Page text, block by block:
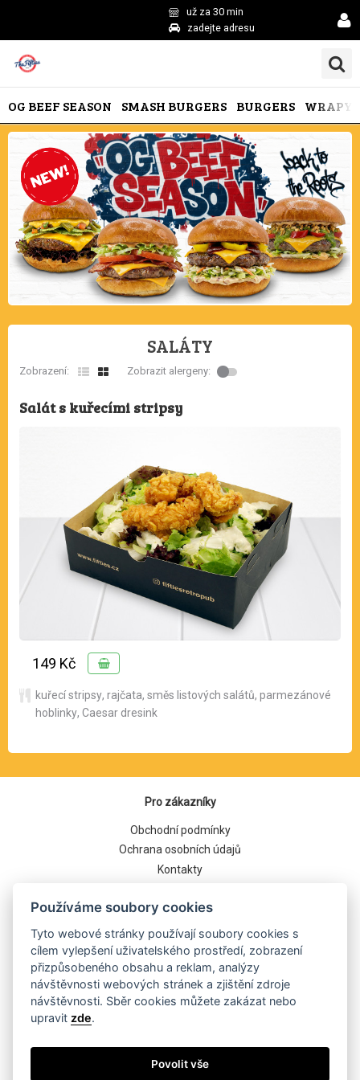
už za 30 min
zadejte adresu
OG BEEF SEASON SMASH BURGERS BURGERS WRAPY
SALÁTY
Zobrazení: Zobrazit alergeny:
Salát s kuřecími stripsy
149 Kč
kuřecí stripsy, rajčata, směs listových salátů, parmezánové
hoblinky, Caesar dresink
Pro zákazníky
Obchodní podmínky
Ochrana osobních údajů
Kontakty
Používáme soubory cookies
Tyto webové stránky používají soubory cookies s
cílem vylepšení uživatelského prostředí, zobrazení
přizpůsobeného obsahu a reklam, analýzy
návštěvnosti webových stránek a zjištění zdroje
návštěvnosti. Sběr cookies můžete zakázat nebo
upravit zde.
Povolit vše